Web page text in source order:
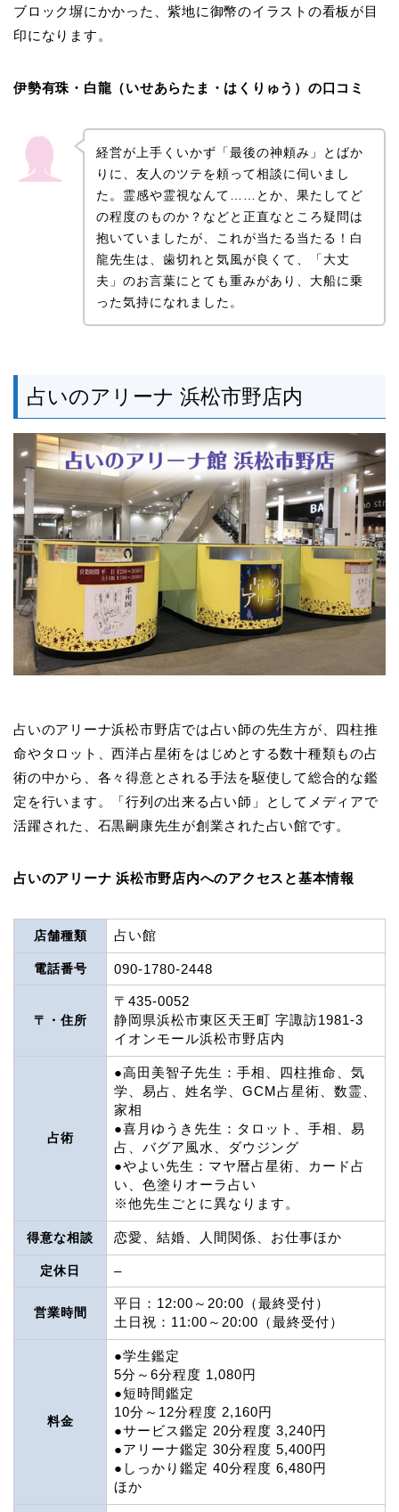
ブロック塀にかかった、紫地に御幣のイラストの看板が目
印になります。
伊勢有珠・白龍（いせあらたま・はくりゅう）の口コミ
経営が上手くいかず「最後の神頼み」とばか
りに、友人のツテを頼って相談に伺いまし
た。霊感や霊視なんて……とか、果たしてど
の程度のものか？などと正直なところ疑問は
抱いていましたが、これが当たる当たる！白
龍先生は、歯切れと気風が良くて、「大丈
夫」のお言葉にとても重みがあり、大船に乗
った気持になれました。
占いのアリーナ 浜松市野店内
占いのアリーナ浜松市野店では占い師の先生方が、四柱推
命やタロット、西洋占星術をはじめとする数十種類もの占
術の中から、各々得意とされる手法を駆使して総合的な鑑
定を行います。「行列の出来る占い師」としてメディアで
活躍された、石黒嗣康先生が創業された占い館です。
占いのアリーナ 浜松市野店内へのアクセスと基本情報
店舗種類 占い館
電話番号 090-1780-2448
〒・住所
〒435-0052
静岡県浜松市東区天王町 字諏訪1981-3
イオンモール浜松市野店内
占術
●高田美智子先生：手相、四柱推命、気
学、易占、姓名学、GCM占星術、数霊、
家相
●喜月ゆうき先生：タロット、手相、易
占、バグア風水、ダウジング
●やよい先生：マヤ暦占星術、カード占
い、色塗りオーラ占い
※他先生ごとに異なります。
得意な相談 恋愛、結婚、人間関係、お仕事ほか
定休日 –
営業時間
平日：12:00～20:00（最終受付）
土日祝：11:00～20:00（最終受付）
料金
●学生鑑定
5分～6分程度 1,080円
●短時間鑑定
10分～12分程度 2,160円
●サービス鑑定 20分程度 3,240円
●アリーナ鑑定 30分程度 5,400円
●しっかり鑑定 40分程度 6,480円
ほか